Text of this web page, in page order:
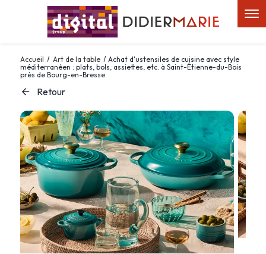
Accueil Art de la table
Achat d'ustensiles de cuisine avec style
méditerranéen : plats, bols, assiettes, etc. à Saint-Étienne-du-Bois
près de Bourg-en-Bresse
Retour
Panneau de gestion des cookies